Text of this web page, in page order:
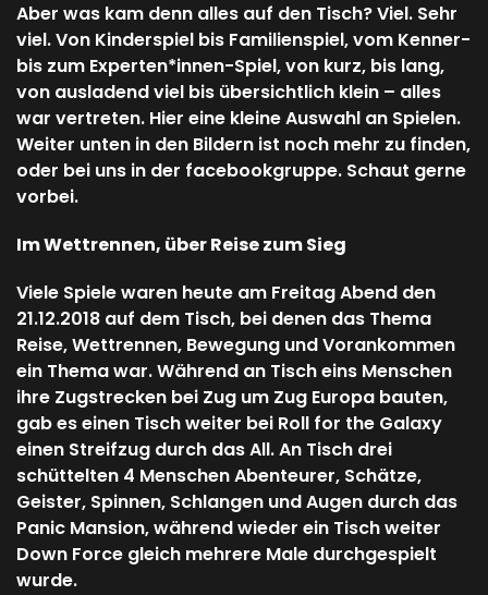
Aber was kam denn alles auf den Tisch? Viel. Sehr
viel. Von Kinderspiel bis Familienspiel, vom Kenner-
bis zum Experten*innen-Spiel, von kurz, bis lang,
von ausladend viel bis übersichtlich klein – alles
war vertreten. Hier eine kleine Auswahl an Spielen.
Weiter unten in den Bildern ist noch mehr zu finden,
oder bei uns in der facebookgruppe. Schaut gerne
vorbei.
Im Wettrennen, über Reise zum Sieg
Viele Spiele waren heute am Freitag Abend den
21.12.2018 auf dem Tisch, bei denen das Thema
Reise, Wettrennen, Bewegung und Vorankommen
ein Thema war. Während an Tisch eins Menschen
ihre Zugstrecken bei Zug um Zug Europa bauten,
gab es einen Tisch weiter bei Roll for the Galaxy
einen Streifzug durch das All. An Tisch drei
schüttelten 4 Menschen Abenteurer, Schätze,
Geister, Spinnen, Schlangen und Augen durch das
Panic Mansion, während wieder ein Tisch weiter
Down Force gleich mehrere Male durchgespielt
wurde.